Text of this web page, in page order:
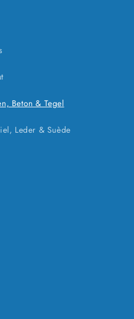
Beton & Tegel
Leder & Suède